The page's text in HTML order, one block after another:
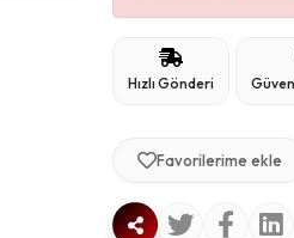
Hızlı Gönderi
Favorilerime ekle